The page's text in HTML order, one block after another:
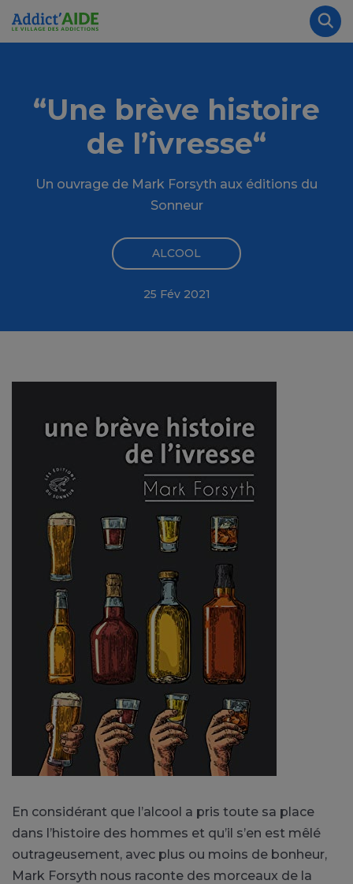
Aller au contenu principal
“Une brève histoire
de l’ivresse“
Un ouvrage de Mark Forsyth aux éditions du
Sonneur
ALCOOL
25 Fév 2021
En considérant que l’alcool a pris toute sa place
dans l’histoire des hommes et qu’il s’en est mêlé
outrageusement, avec plus ou moins de bonheur,
Mark Forsyth nous raconte des morceaux de la
Panneau de gestion des cookies